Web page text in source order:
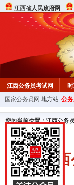
江西省人民政府网
江西公务员考试网
行测真题 在线咨询
国家公务员网 地方站: 公
您的当前位置：江西公务
江